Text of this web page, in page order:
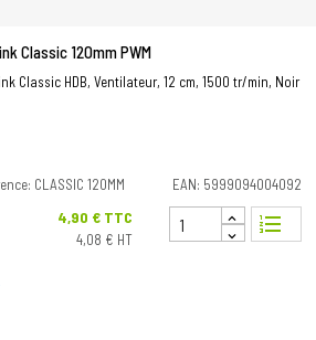
Classic 120mm PWM
Classic HDB, Ventilateur, 12 cm, 1500 tr/min, Noir
CLASSIC 120MM
EAN: 5999094004092
Prix
4,90 € TTC
4,08 € HT
format_list_numbered